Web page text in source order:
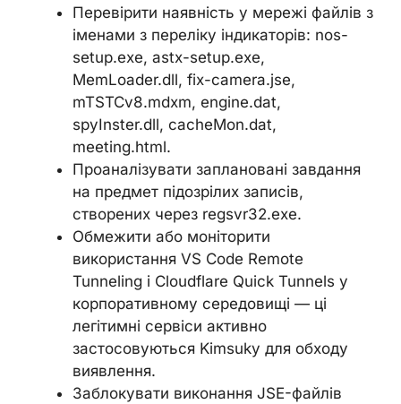
Перевірити наявність у мережі файлів з
іменами з переліку індикаторів: nos-
setup.exe, astx-setup.exe,
MemLoader.dll, fix-camera.jse,
mTSTCv8.mdxm, engine.dat,
spyInster.dll, cacheMon.dat,
meeting.html.
Проаналізувати заплановані завдання
на предмет підозрілих записів,
створених через regsvr32.exe.
Обмежити або моніторити
використання VS Code Remote
Tunneling і Cloudflare Quick Tunnels у
корпоративному середовищі — ці
легітимні сервіси активно
застосовуються Kimsuky для обходу
виявлення.
Заблокувати виконання JSE-файлів